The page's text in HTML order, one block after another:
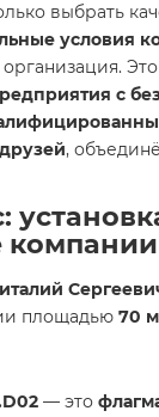
выбрать
условия
Это
с
,
площадью 70
— это